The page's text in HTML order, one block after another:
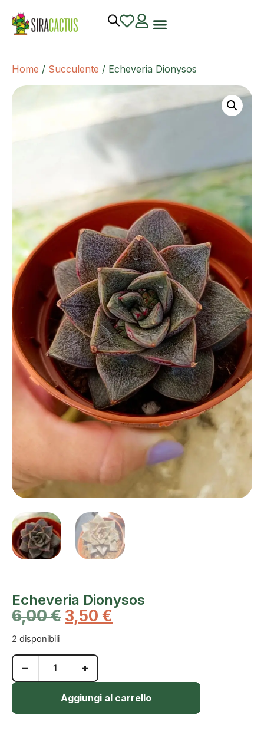
Home / Succulente / Echeveria Dionysos
Echeveria Dionysos
6,00€ 3,50 €
2 disponibili
− +
Aggiungi al carrello